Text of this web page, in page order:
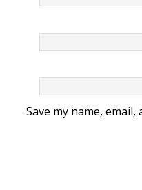
Save my name,